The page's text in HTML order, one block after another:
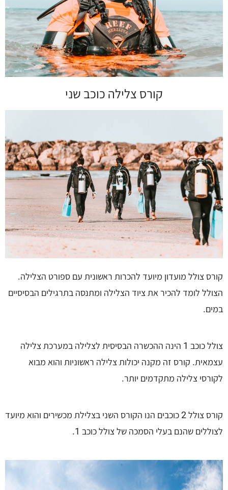
קורס צלילה כוכב שני
קורס צולל מועדון מיועד להכרות ראשונית עם ספורט הצלילה.
הצולל לומד להכיר את ציוד הצלילה ומתנסה בתרגילים הבסיסיים
במים.
צולל כוכב 1 הינה ההכשרה הבסיסית לצלילה במערכת צלילה
עצמאית. קורס זה מקנה יכולות צלילה ראשוניות והוא מבוא
לקורסי צלילה מתקדמים יותר.
קורס צולל 2 כוכבים הנו הקורס השני בצלילת מכשירים והוא מיועד
לצוללים שהנם בעלי הסמכה של צולל כוכב 1.